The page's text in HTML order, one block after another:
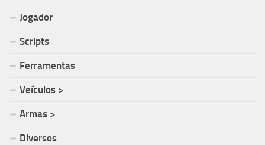
Jogador
Scripts
Ferramentas
Veículos >
Armas >
Diversos